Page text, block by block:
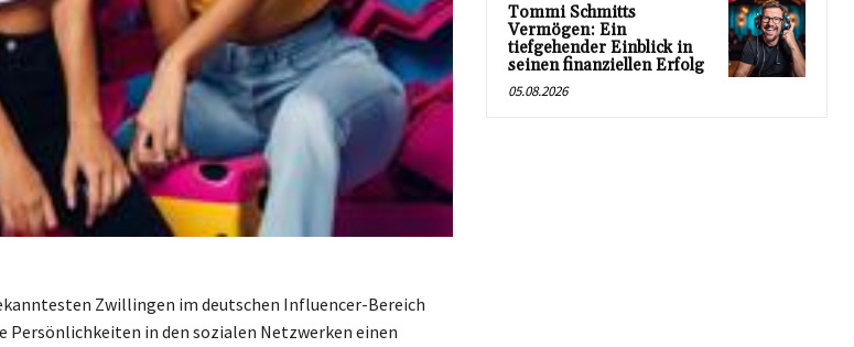
Zwillingen im deutschen Influencer-Bereich
Persönlichkeiten in den sozialen Netzwerken einen
Tommi Schmitts
Vermögen: Ein
tiefgehender Einblick in
seinen finanziellen Erfolg
05.08.2026